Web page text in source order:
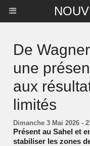
De
une
aux
limités
Dimanche 3 Mai 2026 -
Présent au Sahel et
stabiliser les zones